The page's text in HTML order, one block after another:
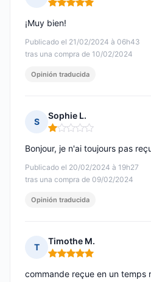
Nota: 5 de 5
Publicado el 21/02/2024 à 06h43
tras una compra de 10/02/2024
¡Muy bien!
Opinión traducida
S
Sophie L.
Nota: 1 de 5
Publicado el 20/02/2024 à 19h27
tras una compra de 09/02/2024
Bonjour, je n'ai toujours pas
Opinión traducida
T
Timothe M.
Nota: 5 de 5
commande reçue en un temps